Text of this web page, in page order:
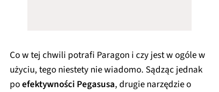
Co w tej chwili potrafi Paragon i czy jest w ogóle w
użyciu, tego niestety nie wiadomo. Sądząc jednak
poefektywności Pegasusa, drugie narzędzie o